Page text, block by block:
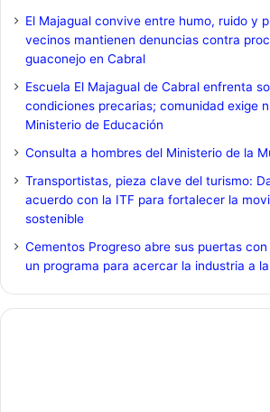
El Majagual convive entre humo, ruido y
vecinos mantienen denuncias contra
guaconejo en Cabral
Escuela El Majagual de Cabral enfrenta
condiciones precarias; comunidad exige
Ministerio de Educación
Consulta a hombres del Ministerio de la
Transportistas, pieza clave del turismo:
acuerdo con la ITF para fortalecer la
sostenible
Cementos Progreso abre sus puertas con
un programa para acercar la industria a